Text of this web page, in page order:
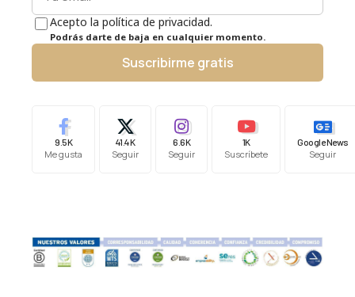
Acepto la política de privacidad.
Podrás darte de baja en cualquier momento.
Suscribirme gratis
9.5K
Me gusta
41.4K
Seguir
6.6K
Seguir
1K
Suscríbete
Google News
Seguir